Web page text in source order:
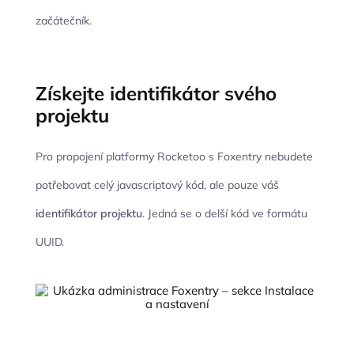
začátečník.
Získejte identifikátor svého
projektu
Pro propojení platformy Rocketoo s Foxentry nebudete
potřebovat celý javascriptový kód, ale pouze váš
identifikátor projektu. Jedná se o delší kód ve formátu
UUID.